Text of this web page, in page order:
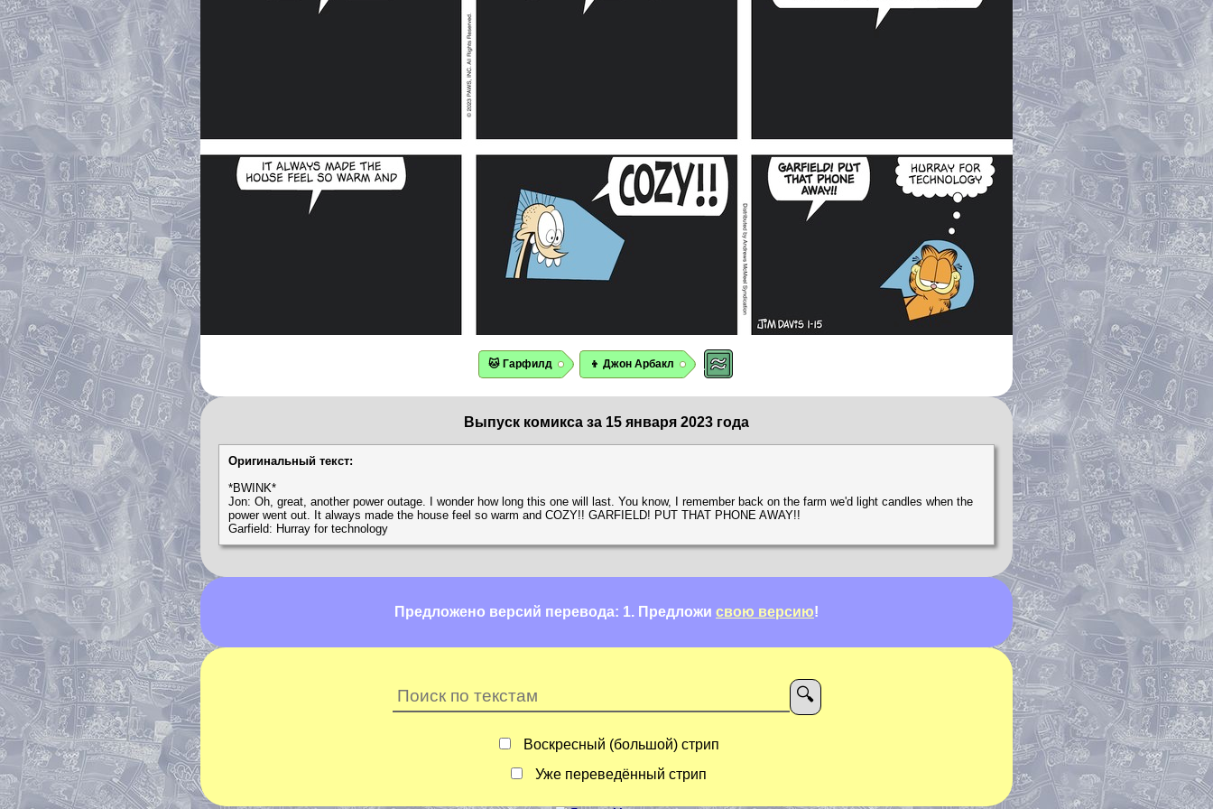
🐱 Гарфилд 👦 Джон Арбакл
Выпуск комикса за 15 января 2023 года
Оригинальный текст:
*BWINK*
Jon: Oh, great, another power outage. I wonder how long this one will last. You know, I remember back on the farm we'd light candles when the
power went out. It always made the house feel so warm and COZY!! GARFIELD! PUT THAT PHONE AWAY!!
Garfield: Hurray for technology
Предложено версий перевода: 1. Предложи свою версию!
Воскресный (большой) стрип
Уже переведённый стрип